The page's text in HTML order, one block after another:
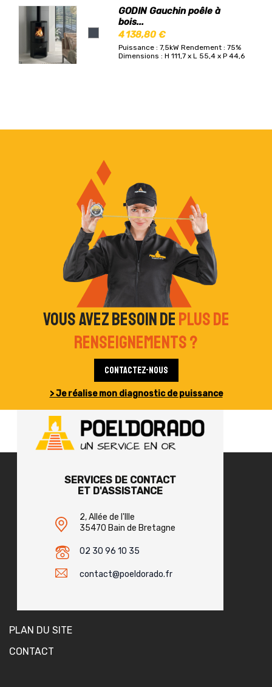
GODIN Gauchin poêle à
bois...
4 138,80 €
Puissance : 7,5kW Rendement : 75%
Dimensions : H 111,7 x L 55,4 x P 44,6
Vous avez besoin deplus de
renseignements ?
Contactez-nous
> Je réalise mon diagnostic de puissance
SERVICES DE CONTACT
ET D'ASSISTANCE
2, Allée de l'Ille
35470 Bain de Bretagne
02 30 96 10 35
contact@poeldorado.fr
PLAN DU SITE
CONTACT